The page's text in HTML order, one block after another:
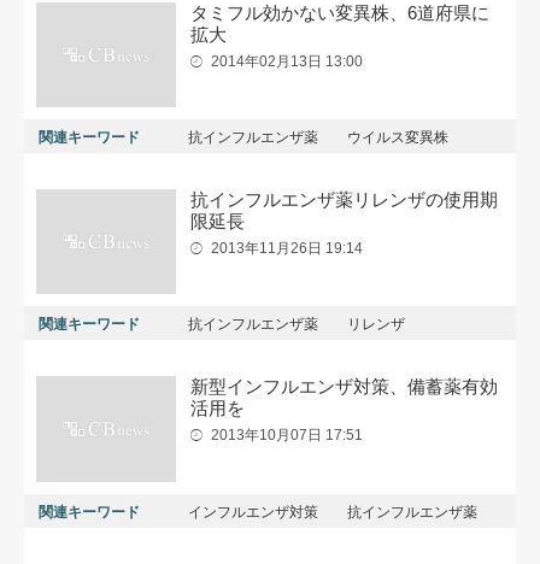
タミフル効かない変異株、6道府県に
拡大
2014年02月13日 13:00
関連キーワード 抗インフルエンザ薬 ウイルス変異株
抗インフルエンザ薬リレンザの使用期
限延長
2013年11月26日 19:14
関連キーワード 抗インフルエンザ薬 リレンザ
新型インフルエンザ対策、備蓄薬有効
活用を
2013年10月07日 17:51
関連キーワード インフルエンザ対策 抗インフルエンザ薬